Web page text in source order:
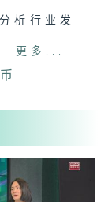
析行业发
游系系主
更多...